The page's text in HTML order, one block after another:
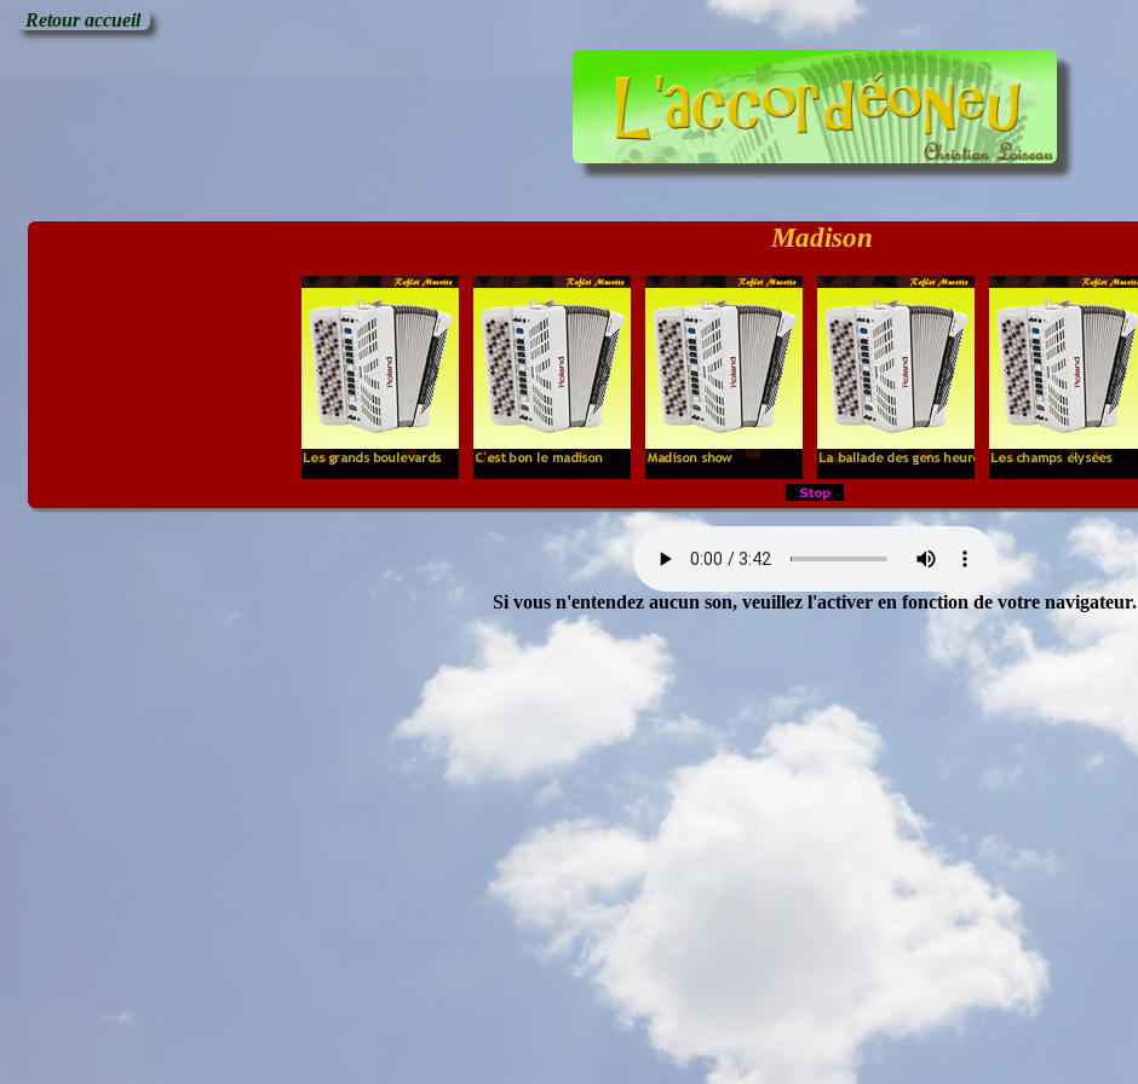
Retour accueil
Madison
Si vous n'entendez aucun son, veuillez l'activer en fonction de votre navigateur.